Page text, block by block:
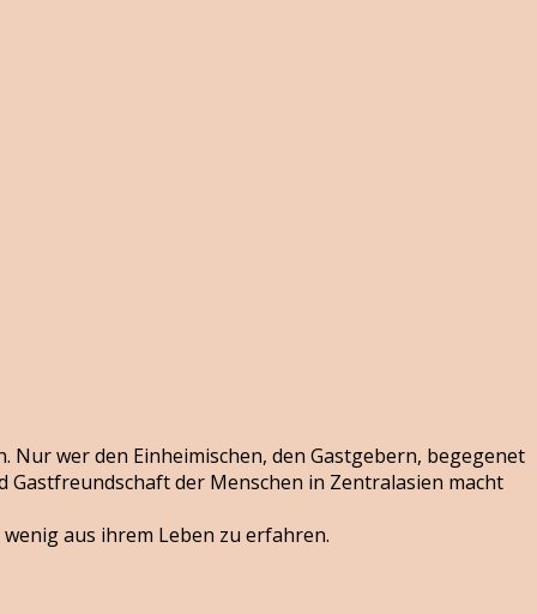
wer den Einheimischen, den Gastgebern, begegenet
der Menschen in Zentralasien macht
aus ihrem Leben zu erfahren.